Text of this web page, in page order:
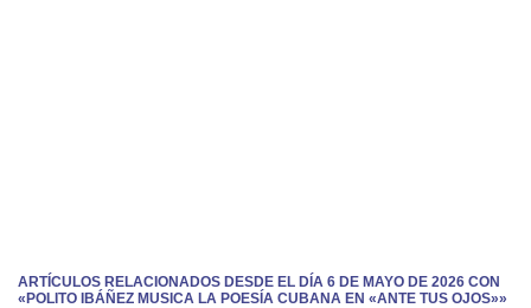
ARTÍCULOS RELACIONADOS DESDE EL DÍA 6 DE MAYO DE 2026 CON
«POLITO IBÁÑEZ MUSICA LA POESÍA CUBANA EN «ANTE TUS OJOS»»